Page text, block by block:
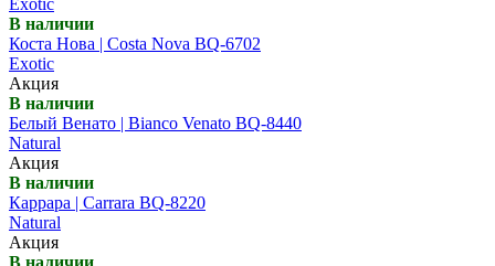
В наличии
Коста Нова | Costa Nova BQ-6702
Exotic
Акция
В наличии
Белый Венато | Bianco Venato BQ-8440
Natural
Акция
В наличии
Каррара | Carrara BQ-8220
Natural
Акция
В наличии